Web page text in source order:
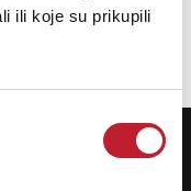
ili koje su prikupili
NAS!
o novitetima i popustima,